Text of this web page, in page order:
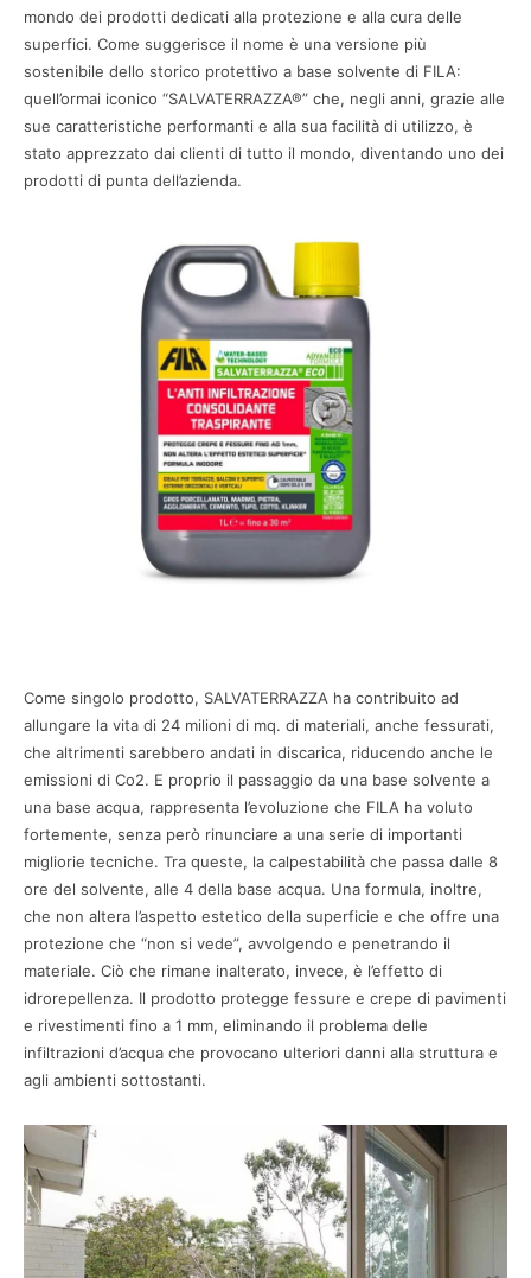
mondo dei prodotti dedicati alla protezione e alla cura delle
superfici. Come suggerisce il nome è una versione più
sostenibile dello storico protettivo a base solvente di FILA:
quell’ormai iconico “SALVATERRAZZA®” che, negli anni, grazie alle
sue caratteristiche performanti e alla sua facilità di utilizzo, è
stato apprezzato dai clienti di tutto il mondo, diventando uno dei
prodotti di punta dell’azienda.
Come singolo prodotto, SALVATERRAZZA ha contribuito ad
allungare la vita di 24 milioni di mq. di materiali, anche fessurati,
che altrimenti sarebbero andati in discarica, riducendo anche le
emissioni di Co2. E proprio il passaggio da una base solvente a
una base acqua, rappresenta l’evoluzione che FILA ha voluto
fortemente, senza però rinunciare a una serie di importanti
migliorie tecniche. Tra queste, la calpestabilità che passa dalle 8
ore del solvente, alle 4 della base acqua. Una formula, inoltre,
che non altera l’aspetto estetico della superficie e che offre una
protezione che “non si vede”, avvolgendo e penetrando il
materiale. Ciò che rimane inalterato, invece, è l’effetto di
idrorepellenza. Il prodotto protegge fessure e crepe di pavimenti
e rivestimenti fino a 1 mm, eliminando il problema delle
infiltrazioni d’acqua che provocano ulteriori danni alla struttura e
agli ambienti sottostanti.